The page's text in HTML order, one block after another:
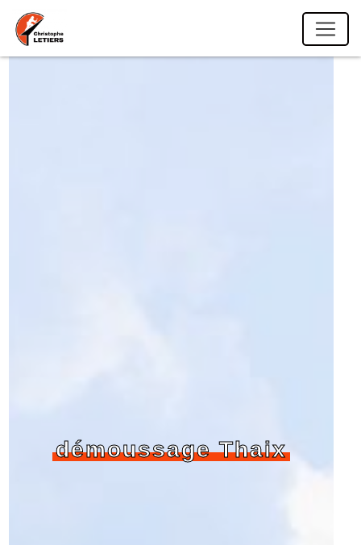
Panneau de gestion des cookies
démoussage Thaix